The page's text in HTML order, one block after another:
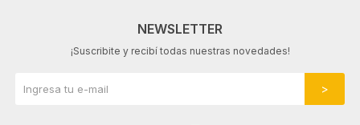
NEWSLETTER
¡Suscribite y recibí todas nuestras novedades!